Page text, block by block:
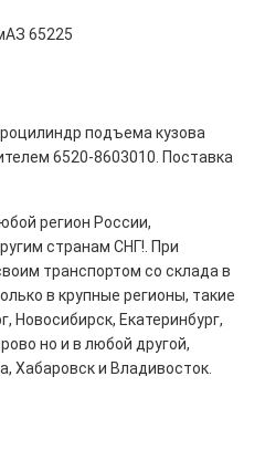
65225
подъема кузова
6520-8603010. Поставка
регион России,
странам СНГ!. При
транспортом со склада в
в крупные регионы, такие
Новосибирск, Екатеринбург,
но и в любой другой,
Хабаровск и Владивосток.